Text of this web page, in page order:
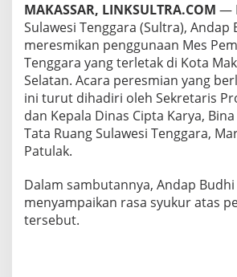
S
u
l
a
w
e
s
i
e
g
a
MAKASSAR, LINKSULTRA.COM —
Sulawesi Tenggara (Sultra), Andap
meresmikan penggunaan Mes
Tenggara yang terletak di Kota
Selatan. Acara peresmian yang
ini turut dihadiri oleh Sekretaris
dan Kepala Dinas Cipta Karya,
Tata Ruang Sulawesi Tenggara,
Patulak.
Dalam sambutannya, Andap
menyampaikan rasa syukur atas
tersebut.